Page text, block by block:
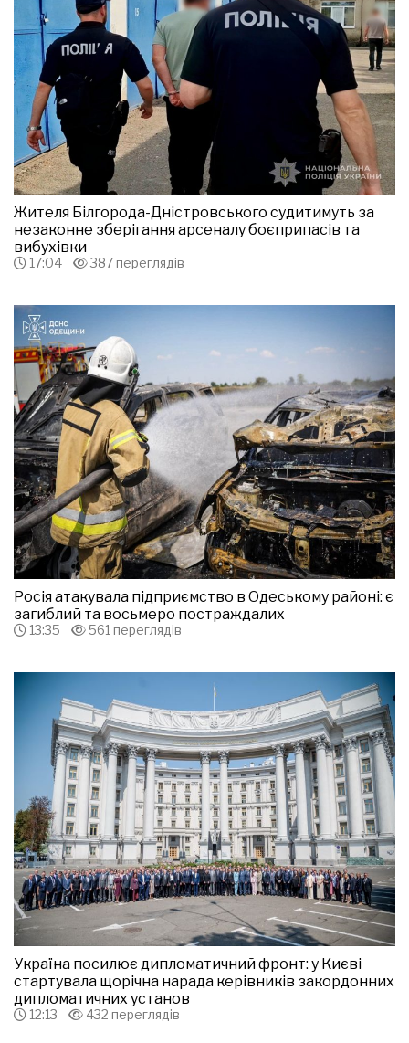
Жителя Білгорода-Дністровського судитимуть за
незаконне зберігання арсеналу боєприпасів та
вибухівки
17:04 387 переглядів
Росія атакувала підприємство в Одеському районі: є
загиблий та восьмеро постраждалих
13:35 561 переглядів
Україна посилює дипломатичний фронт: у Києві
стартувала щорічна нарада керівників закордонних
дипломатичних установ
12:13 432 переглядів